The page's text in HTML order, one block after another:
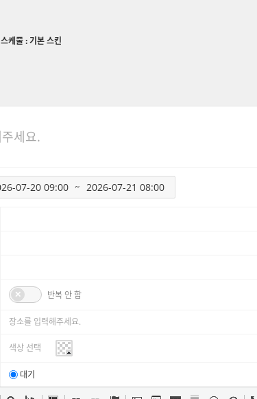
스케줄 : 기본 스킨
~
반복 안 함
대기